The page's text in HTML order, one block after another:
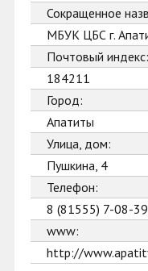
Сокращенное
МБУК ЦБС г.
Почтовый индекс:
184211
Город:
Апатиты
Улица, дом:
Пушкина, 4
Телефон:
8 (81555) 7-08-39
www:
http://